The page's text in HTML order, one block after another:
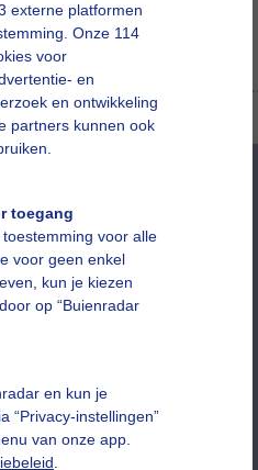
externe platformen
Onze 114
voor
en
en ontwikkeling
partners kunnen ook
toegang
voor alle
voor geen enkel
kun je kiezen
op “Buienradar
en kun je
“Privacy-instellingen”
van onze app.
Een moment geduld aub...
De Bilt